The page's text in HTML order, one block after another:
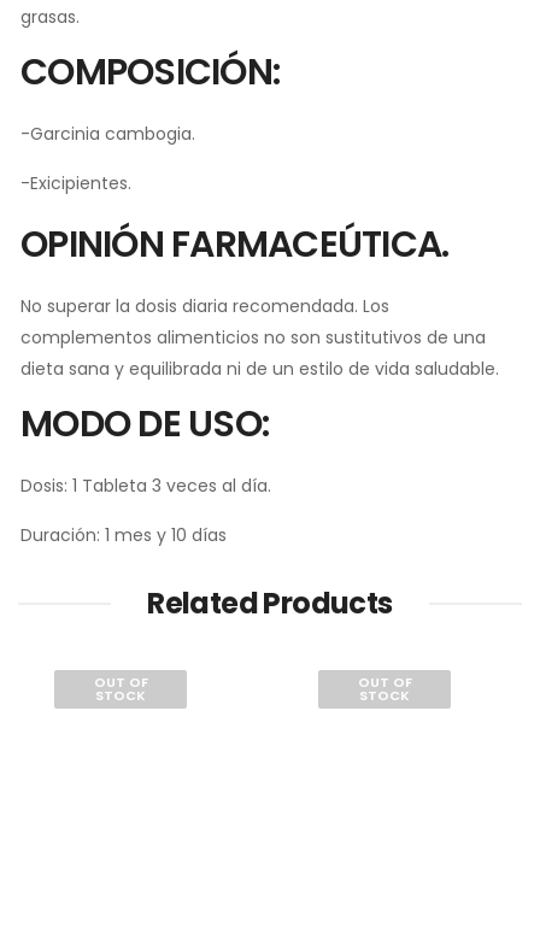
grasas.
COMPOSICIÓN:
-Garcinia cambogia.
-Exicipientes.
OPINIÓN FARMACEÚTICA.
No superar la dosis diaria recomendada. Los
complementos alimenticios no son sustitutivos de una
dieta sana y equilibrada ni de un estilo de vida saludable.
MODO DE USO:
Dosis: 1 Tableta 3 veces al día.
Duración: 1 mes y 10 días
Related Products
OUT OF
STOCK
OUT OF
STOCK